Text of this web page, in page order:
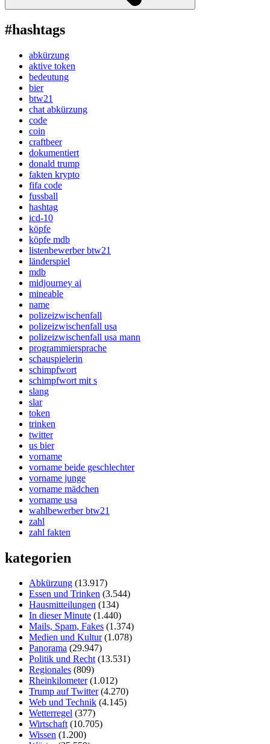
#hashtags
abkürzung
aktive token
bedeutung
bier
btw21
chat abkürzung
code
coin
craftbeer
dokumentiert
donald trump
fakten krypto
fifa code
fussball
hashtag
icd-10
köpfe
köpfe mdb
listenbewerber btw21
länderspiel
mdb
midjourney ai
mineable
name
polizeizwischenfall
polizeizwischenfall usa
polizeizwischenfall usa mann
programmiersprache
schauspielerin
schimpfwort
schimpfwort mit s
slang
slar
token
trinken
twitter
us bier
vorname
vorname beide geschlechter
vorname junge
vorname mädchen
vorname usa
wahlbewerber btw21
zahl
zahl fakten
kategorien
Abkürzung (13.917)
Essen und Trinken (3.544)
Hausmitteilungen (134)
In dieser Minute (1.440)
Mails, Spam, Fakes (1.374)
Medien und Kultur(1.078)
Panorama (29.947)
Politik und Recht(13.531)
Regionales (809)
Rheinkilometer(1.012)
Trump auf Twitter(4.270)
Web und Technik (4.145)
Wetterregel (377)
Wirtschaft(10.705)
Wissen (1.200)